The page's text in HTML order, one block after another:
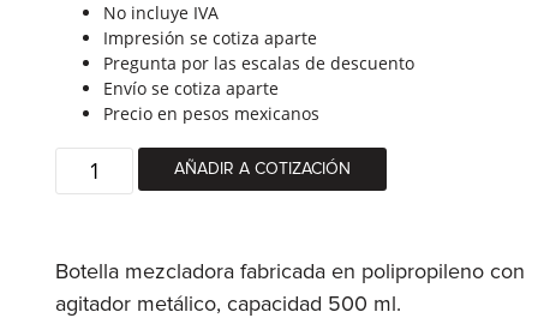
No incluye IVA
Impresión se cotiza aparte
Pregunta por las escalas de descuento
Envío se cotiza aparte
Precio en pesos mexicanos
Botella
mezcladora
AÑADIR A COTIZACIÓN
Botella mezcladora fabricada en polipropileno con
agitador metálico, capacidad 500 ml.